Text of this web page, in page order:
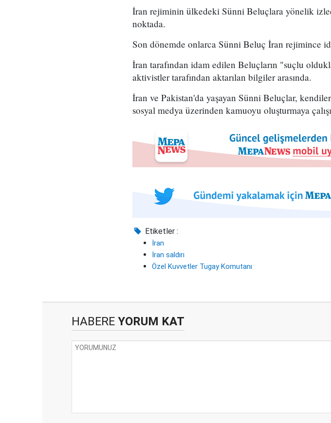
İran rejiminin ülkedeki Sünni Beluçlara yönelik
noktada.
Son dönemde onlarca Sünni Beluç İran rejimince
İran tarafından idam edilen Beluçların "suçlu
aktivistler tarafından aktarılan bilgiler arasında.
İran ve Pakistan'da yaşayan Sünni Beluçlar,
sosyal medya üzerinden kamuoyu oluşturmaya
Etiketler :
İran
İran saldırı
Özel Kuvvetler Tugay Komutanı
HABERE YORUM KAT